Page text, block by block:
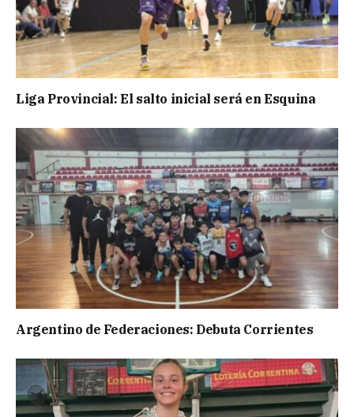
Liga Provincial: El salto inicial será en Esquina
Argentino de Federaciones: Debuta Corrientes